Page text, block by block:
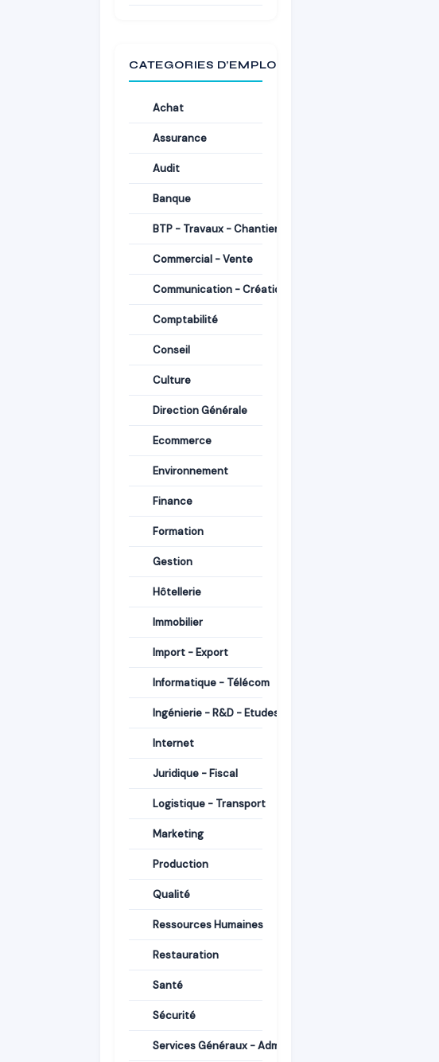
CATEGORIES D’EMPLOI
Achat
Assurance
Audit
Banque
BTP - Travaux - Chantiers
Commercial - Vente
Communication - Création
Comptabilité
Conseil
Culture
Direction Générale
Ecommerce
Environnement
Finance
Formation
Gestion
Hôtellerie
Immobilier
Import - Export
Informatique - Télécom
Ingénierie - R&D - Etudes
Internet
Juridique - Fiscal
Logistique - Transport
Marketing
Production
Qualité
Ressources Humaines
Restauration
Santé
Sécurité
Services Généraux - Administration